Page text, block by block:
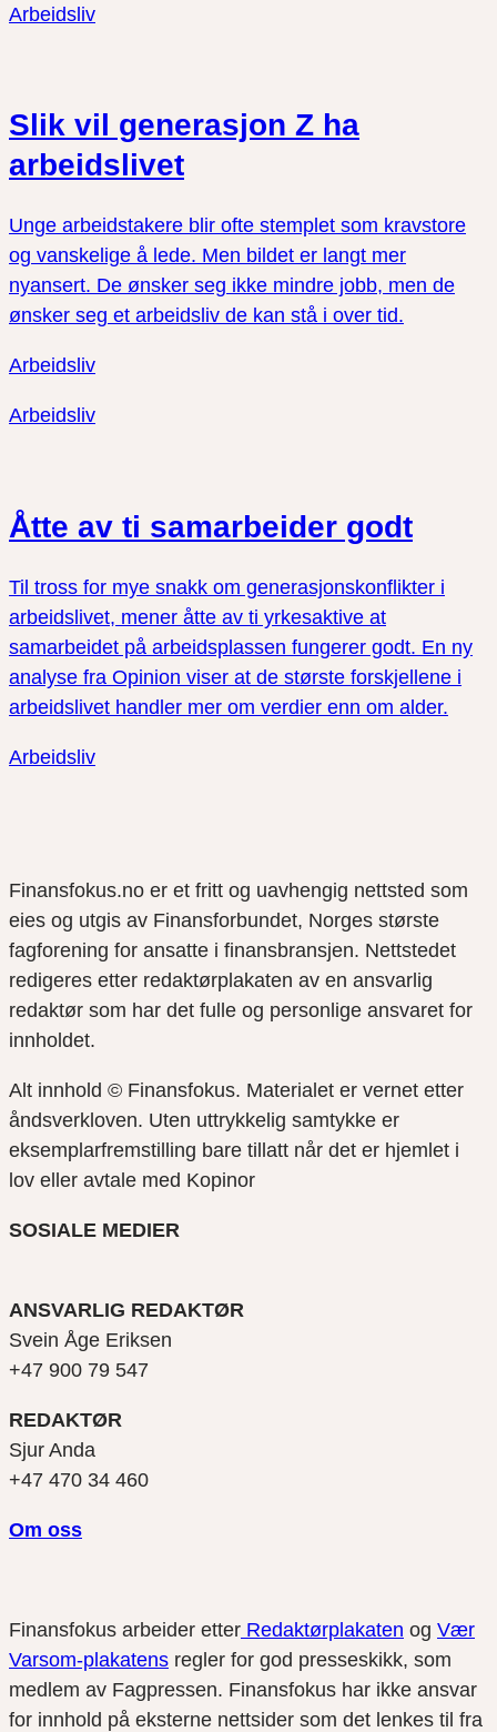
Arbeidsliv
Slik vil generasjon Z ha
arbeidslivet
Unge arbeidstakere blir ofte stemplet som kravstore
og vanskelige å lede. Men bildet er langt mer
nyansert. De ønsker seg ikke mindre jobb, men de
ønsker seg et arbeidsliv de kan stå i over tid.
Arbeidsliv
Arbeidsliv
Åtte av ti samarbeider godt
Til tross for mye snakk om generasjonskonflikter i
arbeidslivet, mener åtte av ti yrkesaktive at
samarbeidet på arbeidsplassen fungerer godt. En ny
analyse fra Opinion viser at de største forskjellene i
arbeidslivet handler mer om verdier enn om alder.
Arbeidsliv
Finansfokus.no er et fritt og uavhengig nettsted som
eies og utgis av Finansforbundet, Norges største
fagforening for ansatte i finansbransjen. Nettstedet
redigeres etter redaktørplakaten av en ansvarlig
redaktør som har det fulle og personlige ansvaret for
innholdet.
Alt innhold © Finansfokus. Materialet er vernet etter
åndsverkloven. Uten uttrykkelig samtykke er
eksemplarfremstilling bare tillatt når det er hjemlet i
lov eller avtale med Kopinor
SOSIALE MEDIER
ANSVARLIG REDAKTØR
Svein Åge Eriksen
+47 900 79 547
REDAKTØR
Sjur Anda
+47 470 34 460
Om oss
Finansfokus arbeider etter Redaktørplakaten og Vær
Varsom-plakatens regler for god presseskikk, som
medlem av Fagpressen. Finansfokus har ikke ansvar
for innhold på eksterne nettsider som det lenkes til fra